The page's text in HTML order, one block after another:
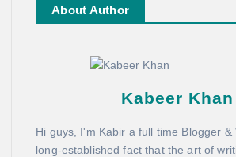
About Author
Kabeer Khan
Hi guys, I'm Kabir a full time Blogger &
long-established fact that the art of